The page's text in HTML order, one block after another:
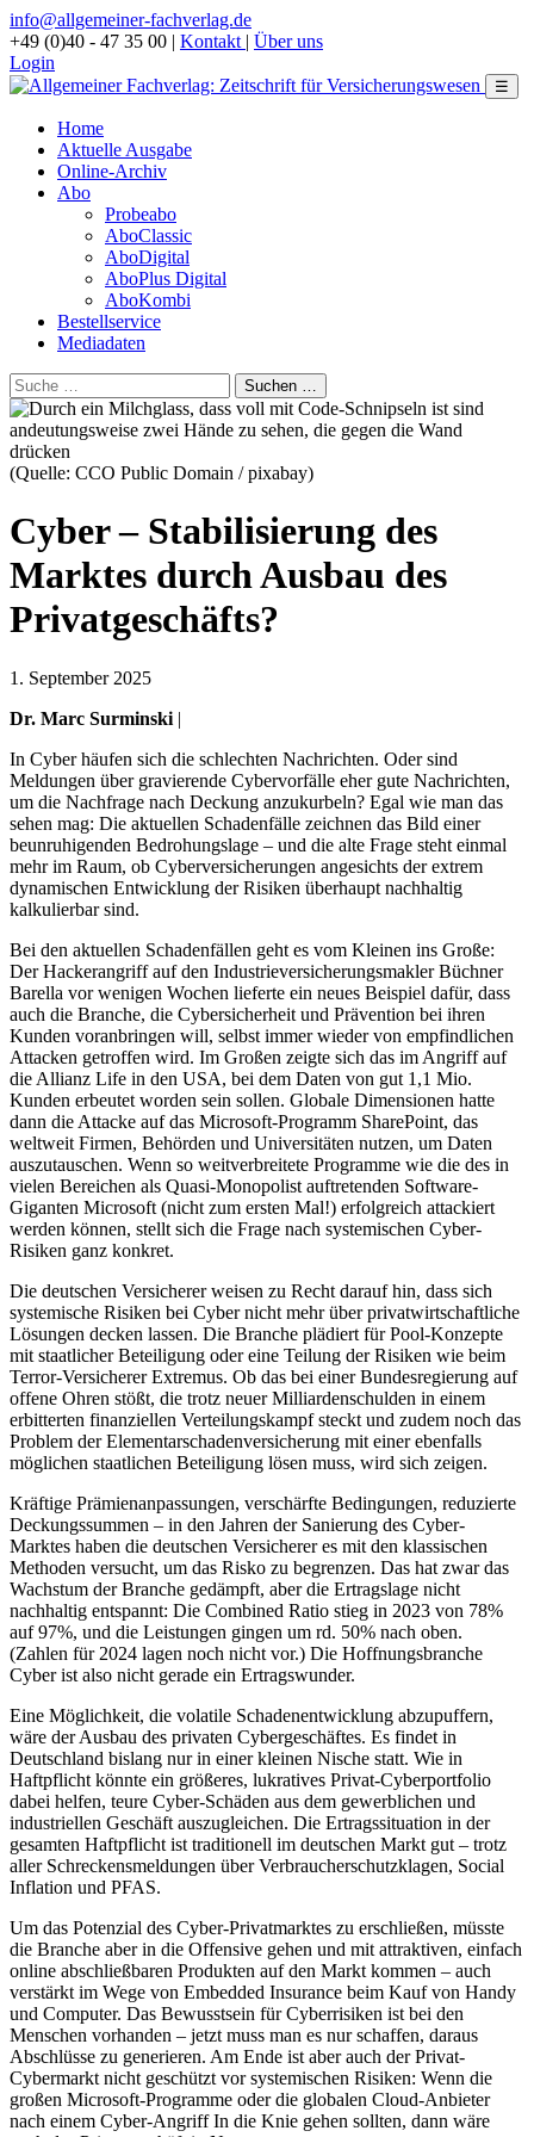
info@allgemeiner-fachverlag.de
+49 (0)40 - 47 35 00 | Kontakt | Über uns
Login
☰
Home
Aktuelle Ausgabe
Online-Archiv
Abo
Probeabo
AboClassic
AboDigital
AboPlus Digital
AboKombi
Bestellservice
Mediadaten
(Quelle: CCO Public Domain / pixabay)
Cyber – Stabilisierung des
Marktes durch Ausbau des
Privatgeschäfts?
1. September 2025
Dr. Marc Surminski |
In Cyber häufen sich die schlechten Nachrichten. Oder sind
Meldungen über gravierende Cybervorfälle eher gute Nachrichten,
um die Nachfrage nach Deckung anzukurbeln? Egal wie man das
sehen mag: Die aktuellen Schadenfälle zeichnen das Bild einer
beunruhigenden Bedrohungslage – und die alte Frage steht einmal
mehr im Raum, ob Cyberversicherungen angesichts der extrem
dynamischen Entwicklung der Risiken überhaupt nachhaltig
kalkulierbar sind.
Bei den aktuellen Schadenfällen geht es vom Kleinen ins Große:
Der Hackerangriff auf den Industrieversicherungsmakler Büchner
Barella vor wenigen Wochen lieferte ein neues Beispiel dafür, dass
auch die Branche, die Cybersicherheit und Prävention bei ihren
Kunden voranbringen will, selbst immer wieder von empfindlichen
Attacken getroffen wird. Im Großen zeigte sich das im Angriff auf
die Allianz Life in den USA, bei dem Daten von gut 1,1 Mio.
Kunden erbeutet worden sein sollen. Globale Dimensionen hatte
dann die Attacke auf das Microsoft-Programm SharePoint, das
weltweit Firmen, Behörden und Universitäten nutzen, um Daten
auszutauschen. Wenn so weitverbreitete Programme wie die des in
vielen Bereichen als Quasi-Monopolist auftretenden Software-
Giganten Microsoft (nicht zum ersten Mal!) erfolgreich attackiert
werden können, stellt sich die Frage nach systemischen Cyber-
Risiken ganz konkret.
Die deutschen Versicherer weisen zu Recht darauf hin, dass sich
systemische Risiken bei Cyber nicht mehr über privatwirtschaftliche
Lösungen decken lassen. Die Branche plädiert für Pool-Konzepte
mit staatlicher Beteiligung oder eine Teilung der Risiken wie beim
Terror-Versicherer Extremus. Ob das bei einer Bundesregierung auf
offene Ohren stößt, die trotz neuer Milliardenschulden in einem
erbitterten finanziellen Verteilungskampf steckt und zudem noch das
Problem der Elementarschadenversicherung mit einer ebenfalls
möglichen staatlichen Beteiligung lösen muss, wird sich zeigen.
Kräftige Prämienanpassungen, verschärfte Bedingungen, reduzierte
Deckungssummen – in den Jahren der Sanierung des Cyber-
Marktes haben die deutschen Versicherer es mit den klassischen
Methoden versucht, um das Risko zu begrenzen. Das hat zwar das
Wachstum der Branche gedämpft, aber die Ertragslage nicht
nachhaltig entspannt: Die Combined Ratio stieg in 2023 von 78%
auf 97%, und die Leistungen gingen um rd. 50% nach oben.
(Zahlen für 2024 lagen noch nicht vor.) Die Hoffnungsbranche
Cyber ist also nicht gerade ein Ertragswunder.
Eine Möglichkeit, die volatile Schadenentwicklung abzupuffern,
wäre der Ausbau des privaten Cybergeschäftes. Es findet in
Deutschland bislang nur in einer kleinen Nische statt. Wie in
Haftpflicht könnte ein größeres, lukratives Privat-Cyberportfolio
dabei helfen, teure Cyber-Schäden aus dem gewerblichen und
industriellen Geschäft auszugleichen. Die Ertragssituation in der
gesamten Haftpflicht ist traditionell im deutschen Markt gut – trotz
aller Schreckensmeldungen über Verbraucherschutzklagen, Social
Inflation und PFAS.
Um das Potenzial des Cyber-Privatmarktes zu erschließen, müsste
die Branche aber in die Offensive gehen und mit attraktiven, einfach
online abschließbaren Produkten auf den Markt kommen – auch
verstärkt im Wege von Embedded Insurance beim Kauf von Handy
und Computer. Das Bewusstsein für Cyberrisiken ist bei den
Menschen vorhanden – jetzt muss man es nur schaffen, daraus
Abschlüsse zu generieren. Am Ende ist aber auch der Privat-
Cybermarkt nicht geschützt vor systemischen Risiken: Wenn die
großen Microsoft-Programme oder die globalen Cloud-Anbieter
nach einem Cyber-Angriff In die Knie gehen sollten, dann wäre